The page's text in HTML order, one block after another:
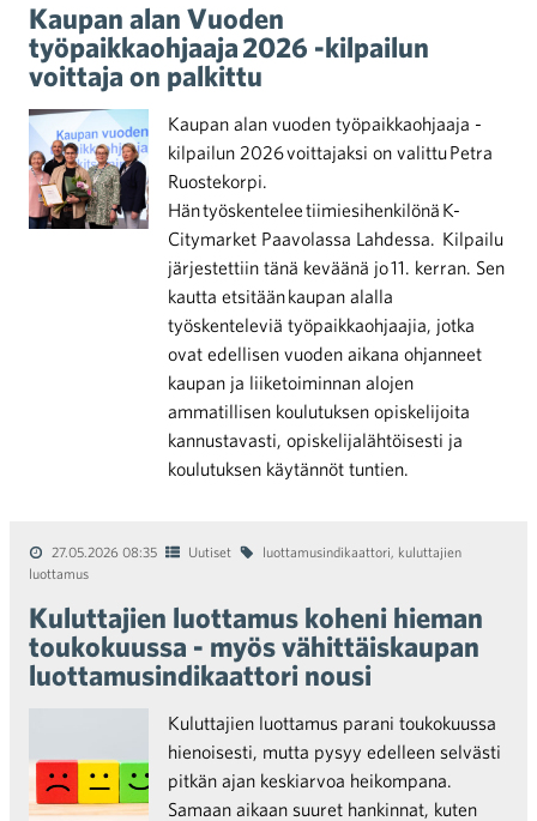
Kaupan alan Vuoden
työpaikkaohjaaja 2026 -kilpailun
voittaja on palkittu
Kaupan alan vuoden työpaikkaohjaaja -
kilpailun 2026 voittajaksi on valittu Petra
Ruostekorpi.
Hän työskentelee tiimiesihenkilönä K-
Citymarket Paavolassa Lahdessa. Kilpailu
järjestettiin tänä keväänä jo 11. kerran. Sen
kautta etsitään kaupan alalla
työskenteleviä työpaikkaohjaajia, jotka
ovat edellisen vuoden aikana ohjanneet
kaupan ja liiketoiminnan alojen
ammatillisen koulutuksen opiskelijoita
kannustavasti, opiskelijalähtöisesti ja
koulutuksen käytännöt tuntien.
27.05.2026 08:35 Uutiset luottamusindikaattori, kuluttajien
luottamus
Kuluttajien luottamus koheni hieman
toukokuussa - myös vähittäiskaupan
luottamusindikaattori nousi
Kuluttajien luottamus parani toukokuussa
hienoisesti, mutta pysyy edelleen selvästi
pitkän ajan keskiarvoa heikompana.
Samaan aikaan suuret hankinnat, kuten